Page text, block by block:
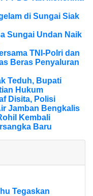
di Sungai Siak
Sungai Undan Naik
TNI-Polri dan
Beras Penyaluran
Teduh, Bupati
Hukum
Disita, Polisi
Jamban Bengkalis
Kembali
Baru
Tegaskan